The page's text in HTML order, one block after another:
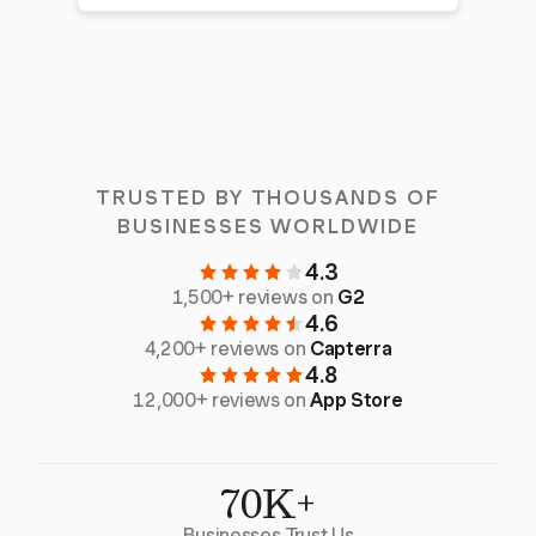
TRUSTED BY THOUSANDS OF
BUSINESSES WORLDWIDE
4.3
1,500+ reviews on G2
4.6
4,200+ reviews on Capterra
4.8
12,000+ reviews onApp Store
70K+